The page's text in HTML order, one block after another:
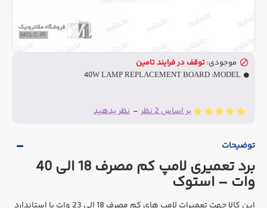
بر اساس 2 نظر - نظر بدهید
موجودی: توقف در فرایند تامین
MODEL:
40W LAMP REPLACEMENT BOARD
توضیحات
برد تعمیری لامپ کم مصرف 18 الی 40
وات – استوک